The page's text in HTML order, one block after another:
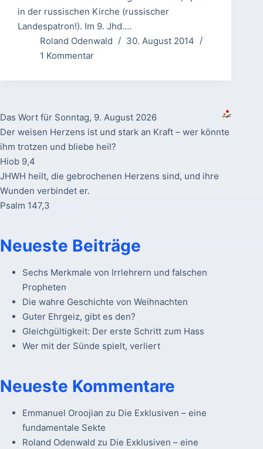
in der russischen Kirche (russischer
Landespatron!). Im 9. Jhd.…
Roland Odenwald
30. August 2014
1 Kommentar
Das Wort für Sonntag, 9. August 2026
Der weisen Herzens ist und stark an Kraft – wer könnte
ihm trotzen und bliebe heil?
Hiob 9,4
JHWH heilt, die gebrochenen Herzens sind, und ihre
Wunden verbindet er.
Psalm 147,3
Neueste Beiträge
Sechs Merkmale von Irrlehrern und falschen
Propheten
Die wahre Geschichte von Weihnachten
Guter Ehrgeiz, gibt es den?
Gleichgültigkeit: Der erste Schritt zum Hass
Wer mit der Sünde spielt, verliert
Neueste Kommentare
Emmanuel Oroojian zu Die Exklusiven – eine
fundamentale Sekte
Roland Odenwald zu Die Exklusiven – eine